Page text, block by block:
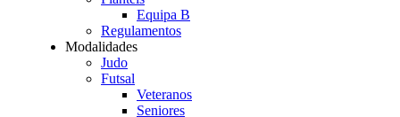
Equipa B
Regulamentos
Modalidades
Judo
Futsal
Veteranos
Seniores